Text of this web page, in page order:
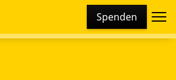
Spenden
verschiedene Cookies und
Dies beinhaltet Cookies und